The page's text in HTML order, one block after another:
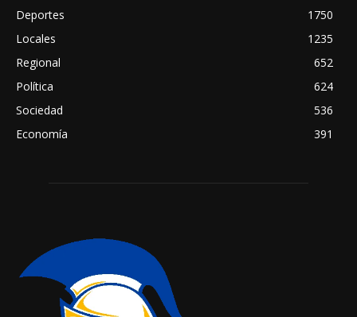
Deportes
1750
Locales
1235
Regional
652
Política
624
Sociedad
536
Economía
391